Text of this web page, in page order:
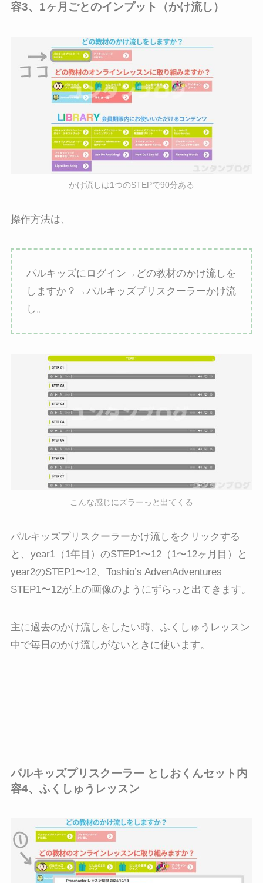
容3、1ヶ月ごとのインプット（かけ流し）
かけ流しは1つのSTEPで90分ある
操作方法は、
パルキッズにログイン→どの教材のかけ流しを
しますか？→パルキッズプリスクーラーかけ流
し。
こんな感じにズラーっと出てくる
パルキッズプリスクーラーかけ流しをクリックする
と、year1（1年目）のSTEP1〜12（1〜12ヶ月目）と
year2のSTEP1〜12、Toshio’s AdvenAdventures
STEP1〜12が上の画像のようにずらっと出てきます。
主に過去のかけ流しをしたい時、ふくしゅうレッスン
中で毎日のかけ流しがないときに使います。
パルキッズプリスクーラー としおくんセット内
容4、ふくしゅうレッスン